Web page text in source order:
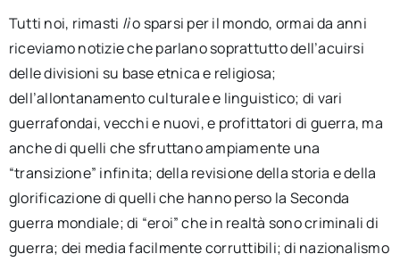
Tutti noi, rimasti lìo sparsi per il mondo, ormai da anni
riceviamo notizie che parlano soprattutto dell’acuirsi
delle divisioni su base etnica e religiosa;
dell’allontanamento culturale e linguistico; di vari
guerrafondai, vecchi e nuovi, e profittatori di guerra, ma
anche di quelli che sfruttano ampiamente una
“transizione” infinita; della revisione della storia e della
glorificazione di quelli che hanno perso la Seconda
guerra mondiale; di “eroi” che in realtà sono criminali di
guerra; dei media facilmente corruttibili; di nazionalismo